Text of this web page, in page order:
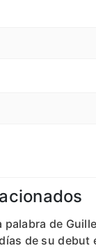
palabra de
de su debut